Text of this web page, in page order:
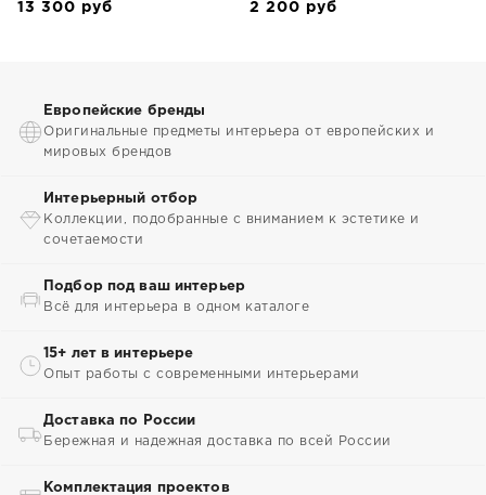
13 300 руб 2 200 руб
Европейские бренды
Оригинальные предметы интерьера от европейских и
мировых брендов
Интерьерный отбор
Коллекции, подобранные с вниманием к эстетике и
сочетаемости
Подбор под ваш интерьер
Всё для интерьера в одном каталоге
15+ лет в интерьере
Опыт работы с современными интерьерами
Доставка по России
Бережная и надежная доставка по всей России
Комплектация проектов